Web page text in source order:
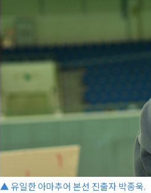
▲ 유일한 아마추어 본선 진출자 박종욱.